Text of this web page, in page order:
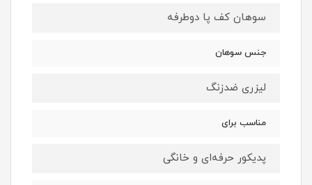
سوهان کف پا دوطرفه
جنس سوهان
لیزری ضدزنگ
مناسب برای
پدیکور حرفه‌ای و خانگی